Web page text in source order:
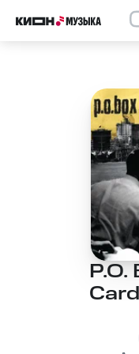
P.O.